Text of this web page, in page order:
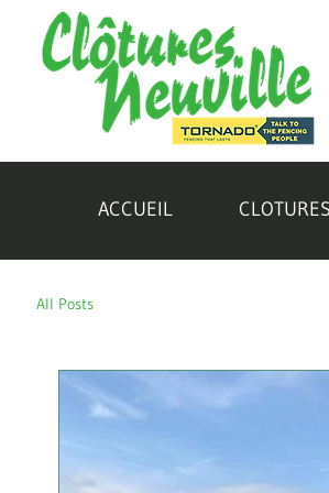
ACCUEIL
All Posts